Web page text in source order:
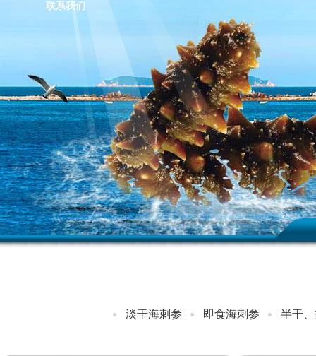
联系我们
淡干海刺参 即食海刺参 半干